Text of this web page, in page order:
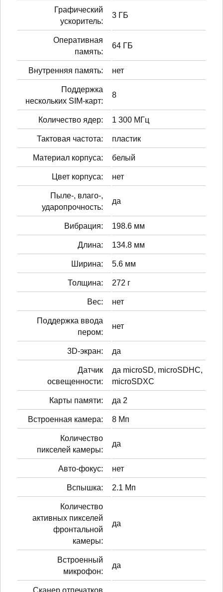
Графический
ускоритель:
3 ГБ
Оперативная
память:
64 ГБ
Внутренняя память: нет
Поддержка
нескольких SIM-карт:
8
Количество ядер: 1 300 МГц
Тактовая частота: пластик
Материал корпуса: белый
Цвет корпуса: нет
Пыле-, влаго-,
ударопрочность:
да
Вибрация: 198.6 мм
Длина: 134.8 мм
Ширина: 5.6 мм
Толщина: 272 г
Вес: нет
Поддержка ввода
пером:
нет
3D-экран: да
Датчик
освещенности:
да microSD, microSDHC,
microSDXC
Карты памяти: да 2
Встроенная камера: 8 Мп
Количество
пикселей камеры:
да
Авто-фокус: нет
Вспышка: 2.1 Мп
Количество
активных пикселей
фронтальной
камеры:
да
Встроенный
микрофон:
да
Сканер отпечатков